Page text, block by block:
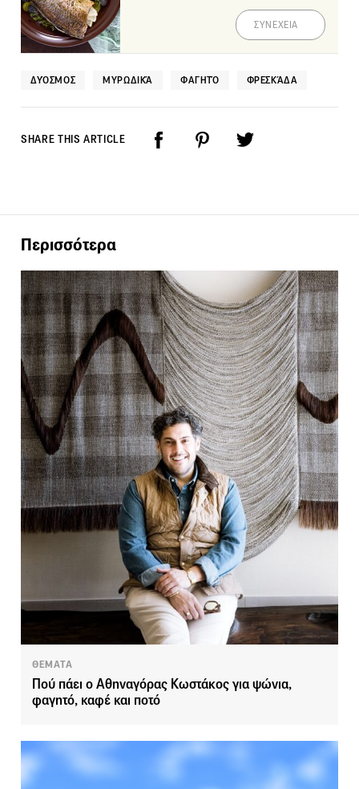
ΣΥΝΕΧΕΙΑ
ΔΥΌΣΜΟΣ ΜΥΡΩΔΙΚΆ ΦΑΓΗΤΌ ΦΡΕΣΚΆΔΑ
SHARE THIS ARTICLE
Περισσότερα
ΘΕΜΑΤΑ
Πού πάει ο Αθηναγόρας Κωστάκος για ψώνια,
φαγητό, καφέ και ποτό